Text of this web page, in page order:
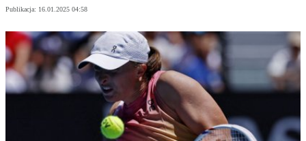
Publikacja: 16.01.2025 04:58